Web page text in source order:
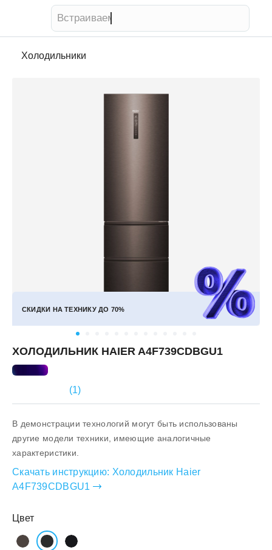
Встраиваемый духовой шкаф
Холодильники
ХОЛОДИЛЬНИК HAIER A4F739CDBGU1
(1)
СКИДКИ НА ТЕХНИКУ ДО 70%
В демонстрации технологий могут быть использованы
другие модели техники, имеющие аналогичные
характеристики.
Скачать инструкцию: Холодильник Haier
A4F739CDBGU1
Цвет